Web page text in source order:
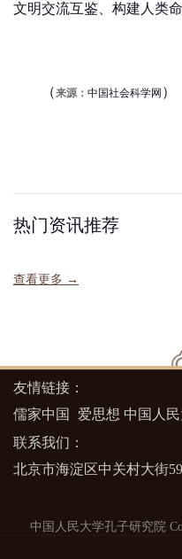
文明交流互鉴、构建人类
（来源： 中国社会科学网 ）
热门资讯推荐
查看更多 →
友情链接：
儒家中国
爱思想 中国人
联系我们：
北京市海淀区中关村大街
中国人民大学孔子研究院